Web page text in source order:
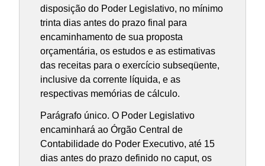
disposição do Poder Legislativo, no mínimo
trinta dias antes do prazo final para
encaminhamento de sua proposta
orçamentária, os estudos e as estimativas
das receitas para o exercício subseqüente,
inclusive da corrente líquida, e as
respectivas memórias de cálculo.
Parágrafo único. O Poder Legislativo
encaminhará ao Órgão Central de
Contabilidade do Poder Executivo, até 15
dias antes do prazo definido no caput, os